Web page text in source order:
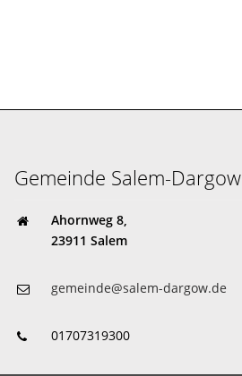
Gemeinde Salem-Dargow
Ahornweg 8,
23911 Salem
gemeinde@salem-dargow.de
01707319300